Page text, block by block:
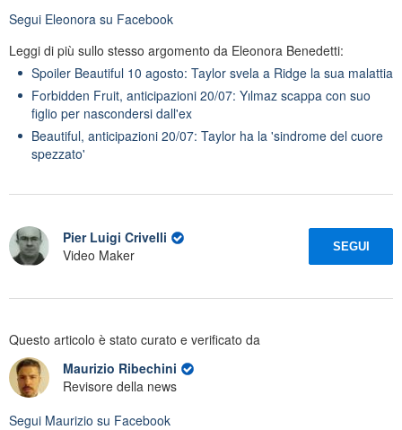
Segui Eleonora su Facebook
Leggi di più sullo stesso argomento da Eleonora Benedetti:
Spoiler Beautiful 10 agosto: Taylor svela a Ridge la sua malattia
Forbidden Fruit, anticipazioni 20/07: Yılmaz scappa con suo
figlio per nascondersi dall'ex
Beautiful, anticipazioni 20/07: Taylor ha la 'sindrome del cuore
spezzato'
Pier Luigi Crivelli
Video Maker
SEGUI
Questo articolo è stato curato e verificato da
Maurizio Ribechini
Revisore della news
Segui Maurizio su Facebook